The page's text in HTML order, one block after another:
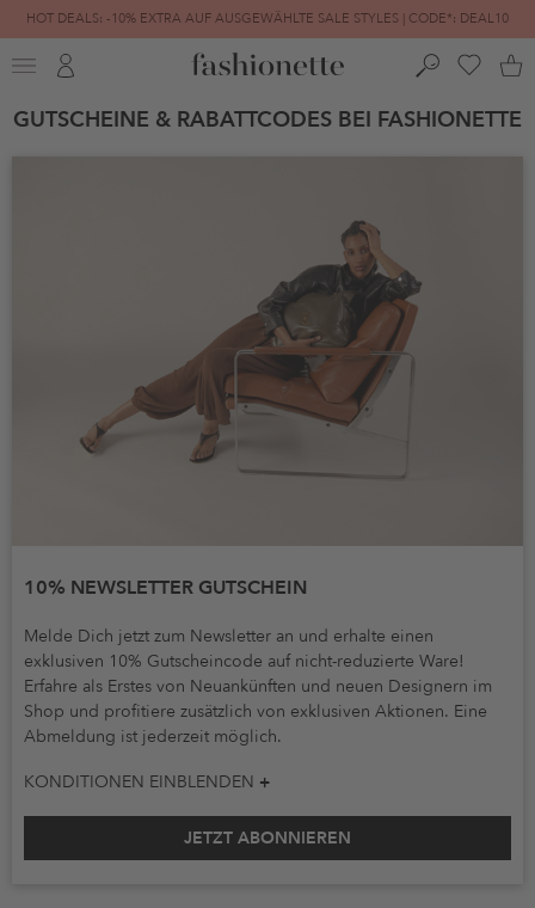
HOT DEALS: -10% EXTRA AUF AUSGEWÄHLTE SALE STYLES | CODE*: DEAL10
FINAL SALE | BIS ZU -80% REDUZIERT
GUTSCHEINE & RABATTCODES BEI FASHIONETTE
10% NEWSLETTER GUTSCHEIN
Melde Dich jetzt zum Newsletter an und erhalte einen
exklusiven 10% Gutscheincode auf nicht-reduzierte Ware!
Erfahre als Erstes von Neuankünften und neuen Designern im
Shop und profitiere zusätzlich von exklusiven Aktionen. Eine
Abmeldung ist jederzeit möglich.
KONDITIONEN EINBLENDEN
JETZT ABONNIEREN